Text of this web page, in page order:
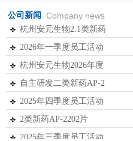
公司新闻 Company news
杭州安元生物2.1类新药
2026年一季度员工活动
杭州安元生物2026年度
自主研发二类新药AP-2
2025年四季度员工活动
2类新药AP-2202片
2025年三季度员工活动